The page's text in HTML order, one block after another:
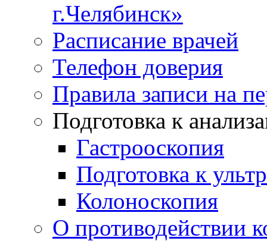
г.Челябинск»
Расписание врачей
Телефон доверия
Правила записи на
Подготовка к
Гастрооскопия
Подготовка к
Колоноскопия
О противодействии